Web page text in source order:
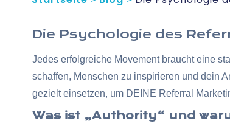
Die Psychologie des
Jedes erfolgreiche Movement braucht eine
schaffen, Menschen zu inspirieren und dein
gezielt einsetzen, um DEINE Referral
Was ist „Authority“ und